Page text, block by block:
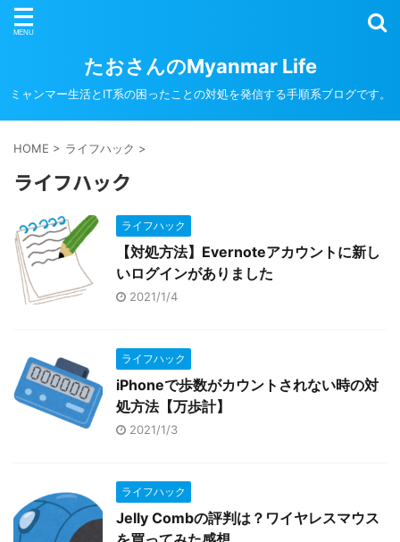
たおさんのMyanmar Life
ミャンマー生活とIT系の困ったことの対処を発信する手順系ブログです。
HOME > ライフハック >
ライフハック
ライフハック
【対処方法】Evernoteアカウントに新し
いログインがありました
2021/1/4
ライフハック
iPhoneで歩数がカウントされない時の対
処方法【万歩計】
2021/1/3
ライフハック
Jelly Combの評判は？ワイヤレスマウス